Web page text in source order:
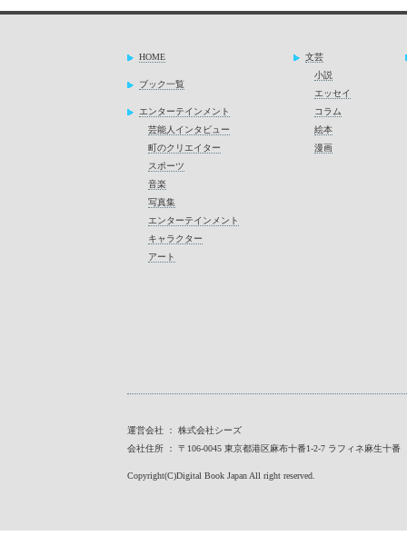
HOME
ブック一覧
エンターテインメント
芸能人インタビュー
町のクリエイター
スポーツ
音楽
写真集
エンターテインメント
キャラクター
アート
文芸
小説
エッセイ
コラム
絵本
漫画
運営会社 ： 株式会社シーズ
会社住所 ： 〒106-0045 東京都港区麻布十番1-2-7 ラフィネ麻生十番
Copyright(C)Digital Book Japan All right reserved.